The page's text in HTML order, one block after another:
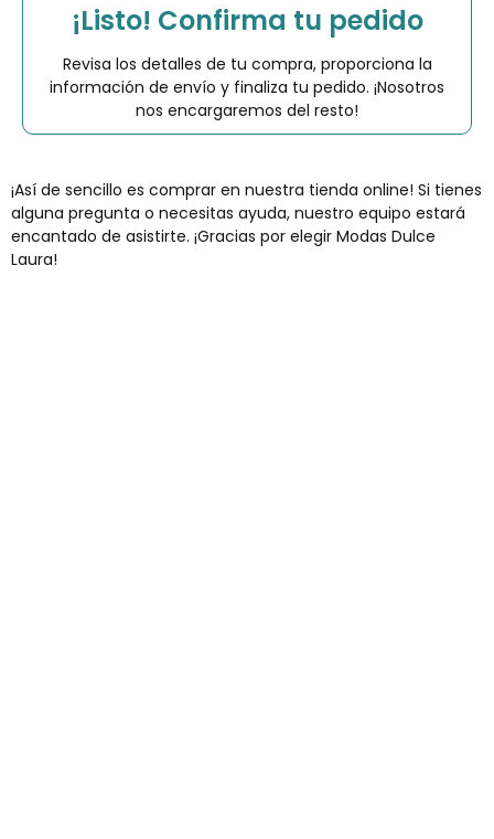
¡Listo! Confirma tu pedido
Revisa los detalles de tu compra, proporciona la
información de envío y finaliza tu pedido. ¡Nosotros
nos encargaremos del resto!
¡Así de sencillo es comprar en nuestra tienda online! Si tienes
alguna pregunta o necesitas ayuda, nuestro equipo estará
encantado de asistirte. ¡Gracias por elegir Modas Dulce
Laura!